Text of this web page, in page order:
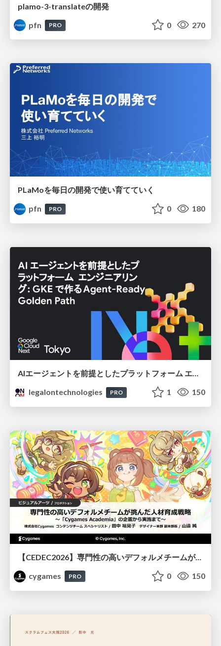
plamo-3-translateの開発
pfn
PRO 0 270
PLaMoを毎日の開発で使い育てていく
pfn
PRO 0 180
AIエージェントを前提としたプラットフォーム エンジニアリング：GKEで作るAgent-Ready Golden Path
legalontechnologies
PRO 1 150
【CEDEC2026】専門性の高いデフォルメチームが挑んだ人材育成戦略 〜Cygames Academiaの企画から実施まで〜
cygames
PRO 0 150